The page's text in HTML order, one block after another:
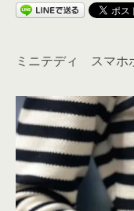
ミニテディ スマホ